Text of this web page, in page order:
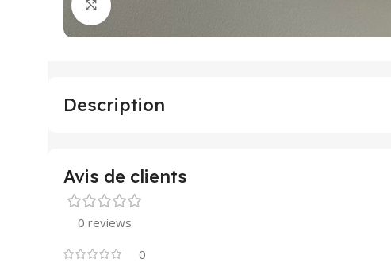
Description
Avis de clients
0 reviews
0